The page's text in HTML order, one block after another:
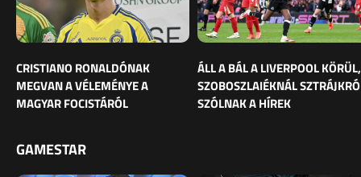
CRISTIANO RONALDÓNAK
MEGVAN A VÉLEMÉNYE A
MAGYAR FOCISTÁRÓL
ÁLL A BÁL A LIVERPOOL KÖRÜL,
SZOBOSZLAIÉKNÁL
SZÓLNAK A HÍREK
GAMESTAR